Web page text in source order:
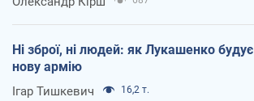
Ні зброї, ні людей: як Лукашенко будує
нову армію
Ігар Тишкевич 16,2 т.